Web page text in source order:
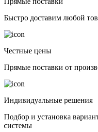
Быстро доставим любой
Честные цены
Прямые поставки от
Индивидуальные решения
Подбор и установка
системы